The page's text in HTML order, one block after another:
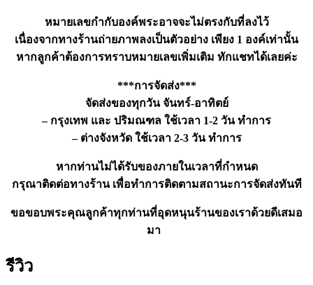
หมายเลขกำกับองค์พระอาจจะไม่ตรงกับที่ลงไว้
เนื่องจากทางร้านถ่ายภาพลงเป็นตัวอย่าง เพียง 1 องค์เท่านั้น
หากลูกค้าต้องการทราบหมายเลขเพิ่มเติม ทักแชทได้เลยค่ะ
***การจัดส่ง***
จัดส่งของทุกวัน จันทร์-อาทิตย์
– กรุงเทพ และ ปริมณฑล ใช้เวลา 1-2 วัน ทำการ
– ต่างจังหวัด ใช้เวลา 2-3 วัน ทำการ
หากท่านไม่ได้รับของภายในเวลาที่กำหนด
กรุณาติดต่อทางร้าน เพื่อทำการติดตามสถานะการจัดส่งทันที
ขอขอบพระคุณลูกค้าทุกท่านที่อุดหนุนร้านของเราด้วยดีเสมอ
มา
รีวิว